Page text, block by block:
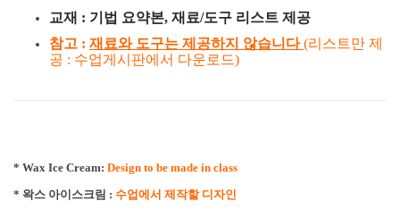
교재 : 기법 요약본, 재료/도구 리스트 제공
참고 : 재료와 도구는 제공하지 않습니다(리스트만 제
공 : 수업게시판에서 다운로드)
* Wax Ice Cream: Design to be made in class
* 왁스 아이스크림 : 수업에서 제작할 디자인